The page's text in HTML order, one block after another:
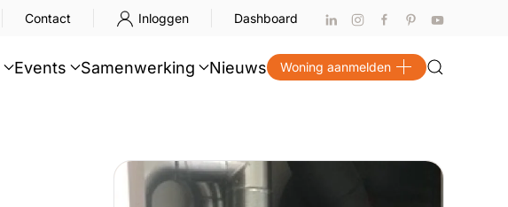
Contact Inloggen Dashboard
Events Samenwerking Nieuws Woning aanmelden